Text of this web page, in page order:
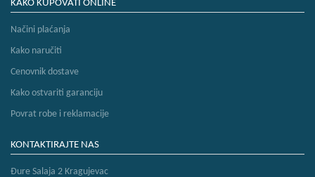
decu
KAKO KUPOVATI ONLINE
Načini plaćanja
Kako naručiti
Cenovnik dostave
Kako ostvariti garanciju
Povrat robe i reklamacije
KONTAKTIRAJTE NAS
Đure Salaja 2 Kragujevac